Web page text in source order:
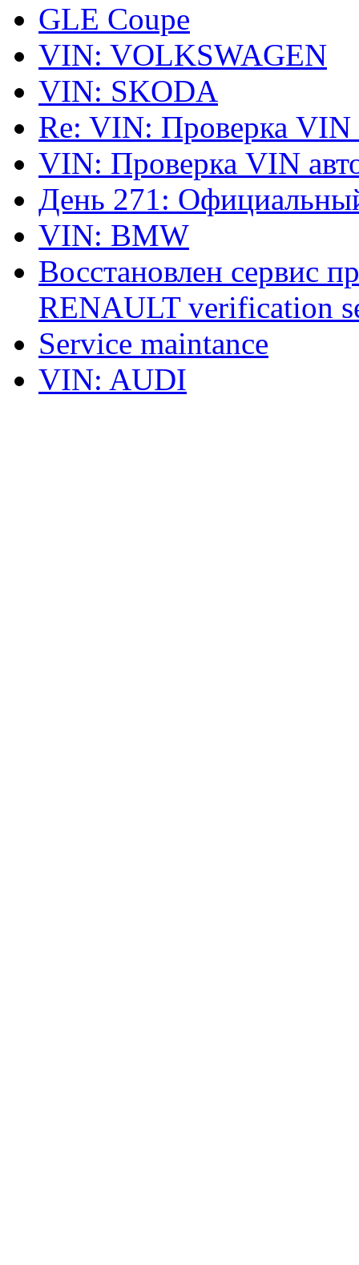
GLE Coupe
VIN: VOLKSWAGEN
VIN: SKODA
Re: VIN: Проверка VIN
VIN: Проверка VIN
День 271:
VIN: BMW
Восстановлен сервис
RENAULT verification
Service maintance
VIN: AUDI